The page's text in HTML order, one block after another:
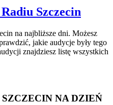
Szczecin
na najbliższe dni. Możesz
jakie audycje były tego
znajdziesz listę wszystkich
NA DZIEŃ